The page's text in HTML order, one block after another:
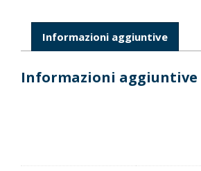
Informazioni aggiuntive
Informazioni aggiuntive